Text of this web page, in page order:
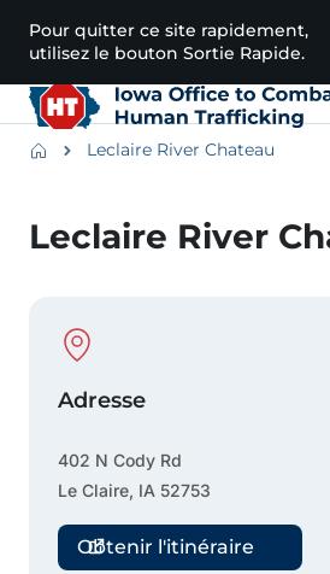
Passer au contenu principal
Pour quitter ce site rapidement,
utilisez le bouton Sortie Rapide.
BreadcrumbsLeclaire River Chateau
Leclaire River
Physical
Adresse
402 N Cody Rd
Le Claire, IA 52753
Obtenir l'itinéraire